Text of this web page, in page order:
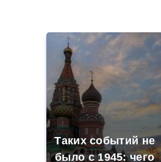
Таких событий не
было с 1945: чего